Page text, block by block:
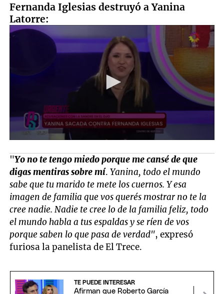
Fernanda Iglesias destruyó a Yanina
Latorre:
"Yo no te tengo miedo porque me cansé de que
digas mentiras sobre mí.Yanina, todo el mundo
sabe que tu marido te mete los cuernos. Y esa
imagen de familia que vos querés mostrar no te la
cree nadie. Nadie te cree lo de la familia feliz, todo
el mundo habla a tus espaldas y se ríen de vos
porque saben lo que pasa de verdad", expresó
furiosa la panelista de El Trece.
TE PUEDE INTERESAR
Afirman que Roberto García